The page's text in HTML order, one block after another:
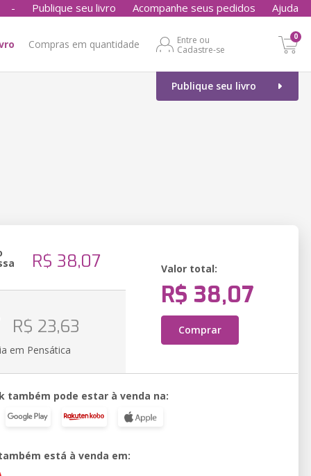
- Publique seu livro Acompanhe seus pedidos Ajuda
Compras em quantidade
Entre ou
Cadastre-se
0
Publique seu livro
R$ 38,07 Valor total:
R$ 38,07
Comprar
R$ 23,63
em Pensática
também pode estar à venda na:
está à venda em: